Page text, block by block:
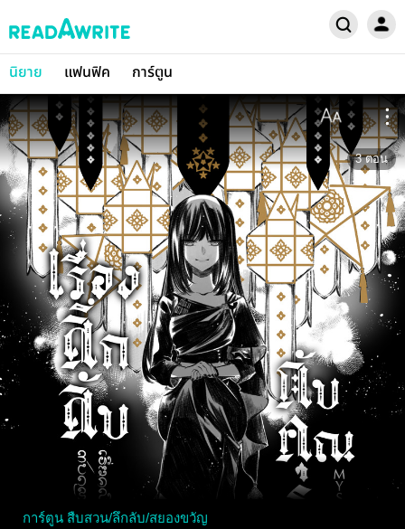
นิยาย แฟนฟิค การ์ตูน
3 ตอน
การ์ตูน สืบสวน/ลึกลับ/สยองขวัญ